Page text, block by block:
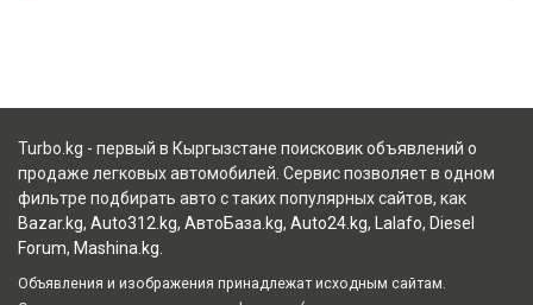
Turbo.kg - первый в Кыргызстане поисковик объявлений о
продаже легковых автомобилей. Сервис позволяет в одном
фильтре подбирать авто с таких популярных сайтов, как
Bazar.kg, Auto312.kg, АвтоБаза.kg, Auto24.kg, Lalafo, Diesel
Forum, Mashina.kg
Объявления и изображения принадлежат исходным сайтам.